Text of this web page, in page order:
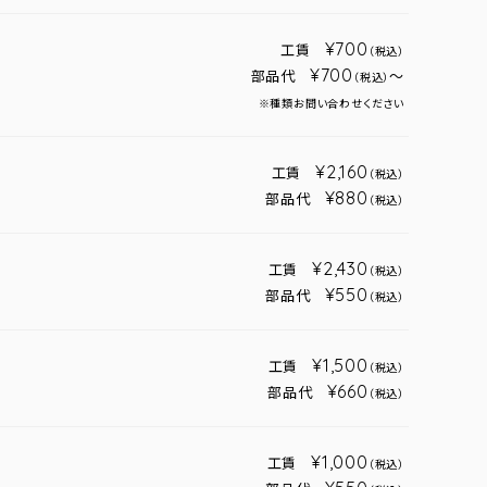
工賃 ¥700 （税込）
部品代 ¥700 （税込）～
※種類お問い合わせください
工賃 ¥2,160 （税込）
部品代 ¥880 （税込）
工賃 ¥2,430 （税込）
部品代 ¥550 （税込）
工賃 ¥1,500 （税込）
部品代 ¥660 （税込）
工賃 ¥1,000 （税込）